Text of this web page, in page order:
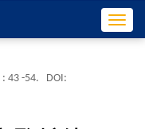
: 43 -54.
DOI: